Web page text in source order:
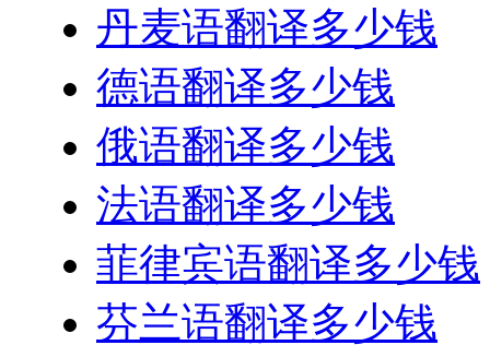
丹麦语翻译多少钱
德语翻译多少钱
俄语翻译多少钱
法语翻译多少钱
菲律宾语翻译多少钱
芬兰语翻译多少钱